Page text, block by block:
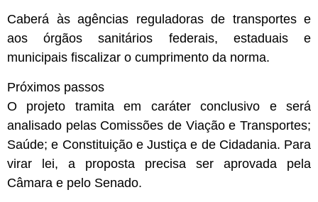
Caberá às agências reguladoras de transportes e
aos órgãos sanitários federais, estaduais e
municipais fiscalizar o cumprimento da norma.
Próximos passos
O projeto tramita em caráter conclusivo e será
analisado pelas Comissões de Viação e Transportes;
Saúde; e Constituição e Justiça e de Cidadania. Para
virar lei, a proposta precisa ser aprovada pela
Câmara e pelo Senado.